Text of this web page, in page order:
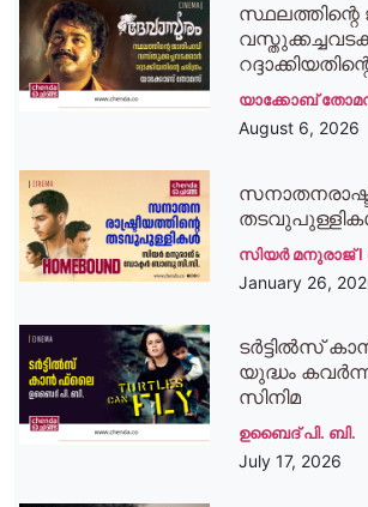
സ്ഥലത്തിന്റെ
യാക്കോബ്
August 6, 2026
സിയര്‍ മനുരാജ്
January 26,
ടര്‍ട്ടില്‍സ്
യുദ്ധം
സിനിമ
ഉബൈദ് പി. ബി.
July 17, 2026